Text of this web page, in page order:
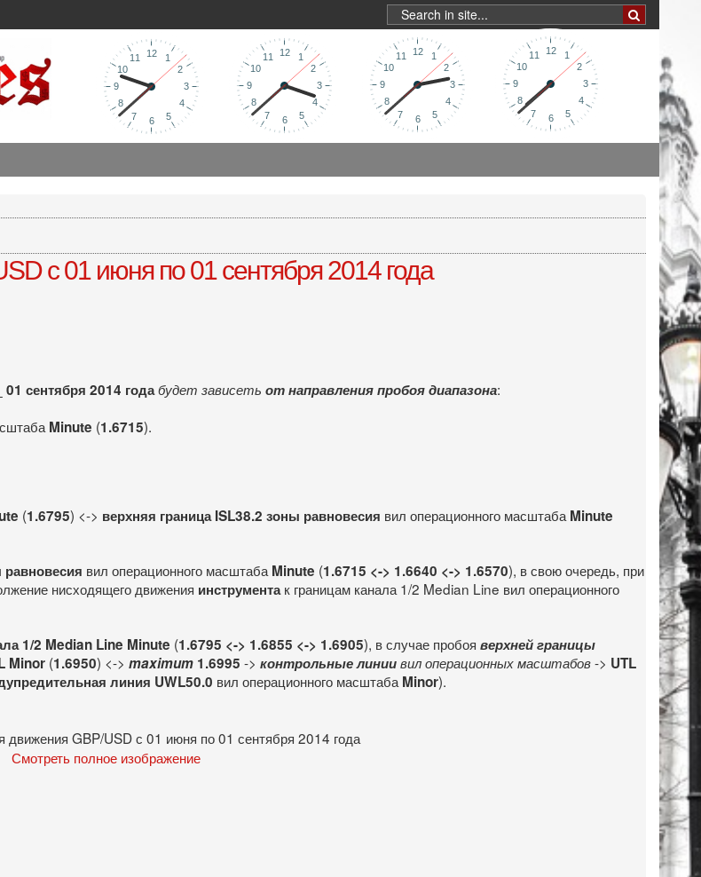
с 01 июня по 01 сентября 2014 года
сентября 2014 годабудет зависеть от направления пробоя диапазона:
Minute (1.6715).
(1.6795) <-> верхняя граница ISL38.2 зоны равновесия вил операционного масштаба Minute
вил операционного масштаба Minute (1.6715 <-> 1.6640 <-> 1.6570), в свою очередь, при
нисходящего движения инструментак границам канала 1/2 Median Line вил операционного
1/2 Median Line Minute (1.6795 <-> 1.6855 <-> 1.6905), в случае пробоя верхней границы
Minor (1.6950) <-> maximum 1.6995 -> контрольные линиивил операционных масштабов-> UTL
линия UWL50.0 вил операционного масштаба Minor).
Смотреть полное изображение